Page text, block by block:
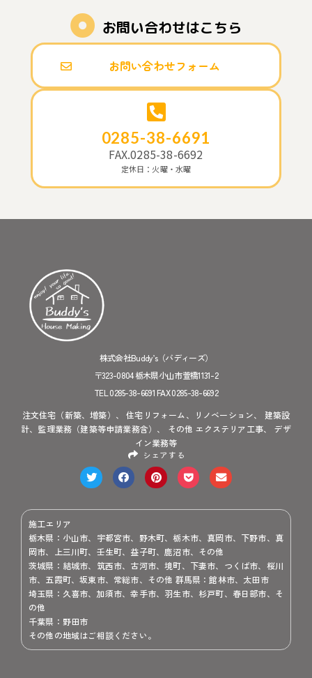
お問い合わせはこちら
お問い合わせフォーム
0285-38-6691
FAX.0285-38-6692
定休日：火曜・水曜
株式会社Buddy’s（バディーズ）
〒323-0804 栃木県小山市萱橋1131-2
TEL 0285-38-6691 FAX 0285-38-6692
注文住宅（新築、増築）、 住宅リフォーム、リノベーション、 建築設
計、監理業務（建築等申請業務含）、 その他 エクステリア工事、 デザ
イン業務等
シェアする
施工エリア
栃木県：小山市、宇都宮市、野木町、栃木市、真岡市、下野市、真
岡市、上三川町、壬生町、益子町、鹿沼市、その他
茨城県：結城市、筑西市、古河市、境町、下妻市、つくば市、桜川
市、五霞町、坂東市、常総市、その他 群馬県：館林市、太田市
埼玉県：久喜市、加須市、幸手市、羽生市、杉戸町、春日部市、そ
の他
千葉県：野田市
その他の地域はご相談ください。